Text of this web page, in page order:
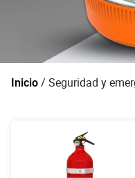
Inicio / Seguridad y